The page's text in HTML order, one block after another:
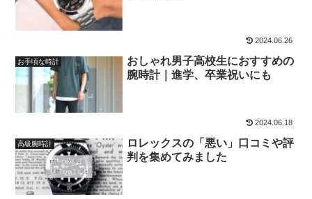
2024.06.26
お手頃な時計
おしゃれ男子高校生におすすめの
腕時計｜進学、卒業祝いにも
2024.06.18
高級腕時計
ロレックスの「悪い」口コミや評
判を集めてみました